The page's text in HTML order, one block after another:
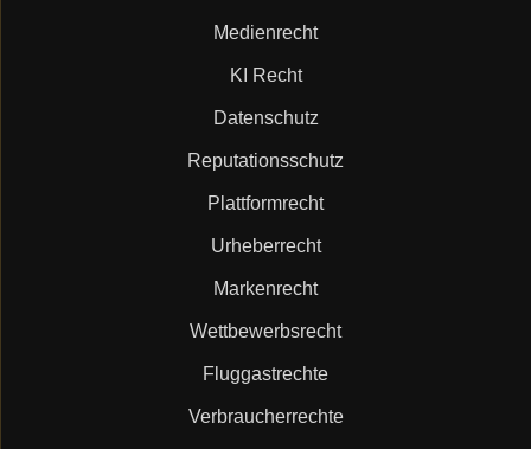
Medienrecht
KI Recht
Datenschutz
Reputationsschutz
Plattformrecht
Urheberrecht
Markenrecht
Wettbewerbsrecht
Fluggastrechte
Verbraucherrechte